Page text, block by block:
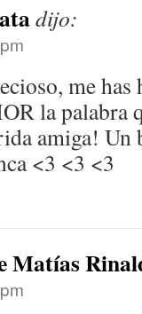
dijo:
me
la palabra
amiga! Un
<3 <3 <3
Matías